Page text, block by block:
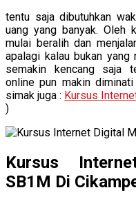
tentu saja dibutuhkan
uang yang banyak. Oleh
mulai beralih dan
apalagi kalau bukan
semakin kencang saja
online pun makin
simak juga : Kursus
)
Kursus
SB1M Di